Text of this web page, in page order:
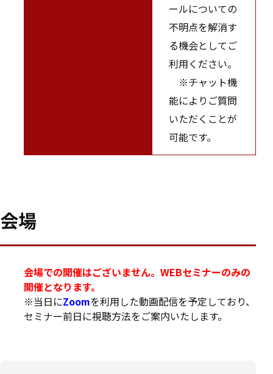
ールについての
不明点を解消す
る機会としてご
利用ください。
※チャット機
能によりご質問
いただくことが
可能です。
会場
会場での開催はございません。WEBセミナーのみの
開催となります。
※当日にZoomを利用した動画配信を予定しており、
セミナー前日に視聴方法をご案内いたします。